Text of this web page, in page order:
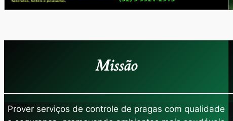
Missão
Prover serviços de controle de pragas com qualidade